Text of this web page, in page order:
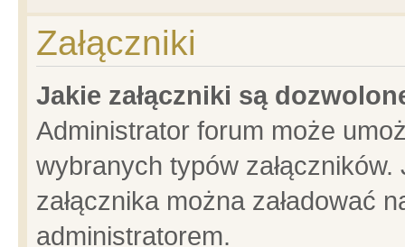
Załączniki
Jakie załączniki są
Administrator forum może
wybranych typów
załącznika można załadować
administratorem.